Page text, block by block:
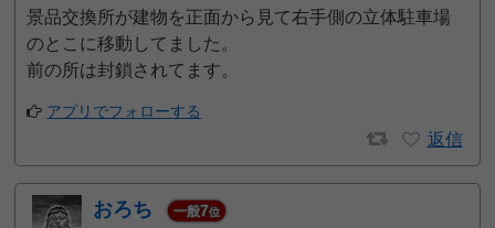
景品交換所が建物を正面から見て右手側の立体駐車場
のとこに移動してました。
前の所は封鎖されてます。
アプリでフォローする
返信
おろち 一般7位